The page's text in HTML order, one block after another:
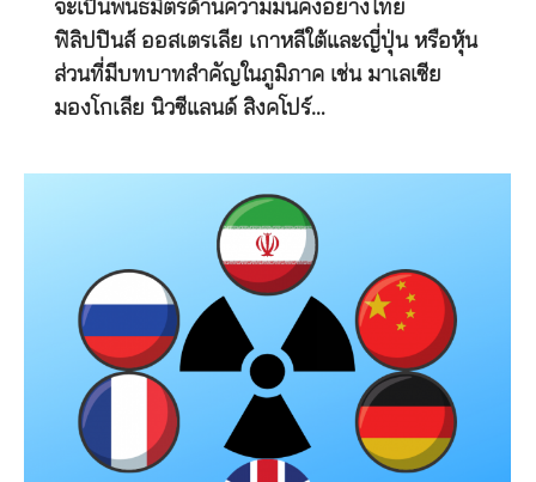
จะเป็นพันธมิตรด้านความมั่นคงอย่างไทย
ฟิลิปปินส์ ออสเตรเลีย เกาหลีใต้และญี่ปุ่น หรือหุ้น
ส่วนที่มีบทบาทสำคัญในภูมิภาค เช่น มาเลเซีย
มองโกเลีย นิวซีแลนด์ สิงคโปร์…